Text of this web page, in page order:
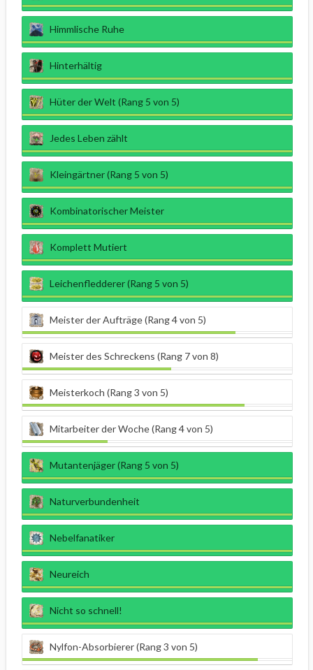
Himmlische Ruhe
Hinterhältig
Hüter der Welt (Rang 5 von 5)
Jedes Leben zählt
Kleingärtner (Rang 5 von 5)
Kombinatorischer Meister
Komplett Mutiert
Leichenfledderer (Rang 5 von 5)
Meister der Aufträge (Rang 4 von 5)
Meister des Schreckens (Rang 7 von 8)
Meisterkoch (Rang 3 von 5)
Mitarbeiter der Woche (Rang 4 von 5)
Mutantenjäger (Rang 5 von 5)
Naturverbundenheit
Nebelfanatiker
Neureich
Nicht so schnell!
Nylfon-Absorbierer (Rang 3 von 5)